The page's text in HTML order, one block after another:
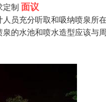
定制 面议
员充分听取和吸纳喷泉
的水池和喷水造型应该